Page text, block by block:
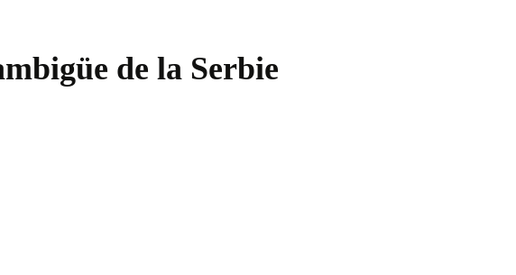
de la Serbie